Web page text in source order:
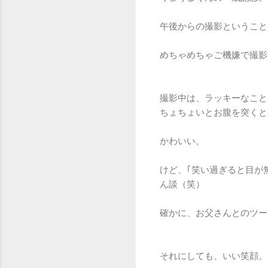
午後からの撮影というこ
めちゃめちゃご機嫌で撮影
撮影中は、ラッキーなこ
ちょちょいとお腹を突く
かわいい。
けど、｢笑い過ぎると目が
ん談（笑）
確かに、お父さんとのツ
それにしても、いい笑顔。